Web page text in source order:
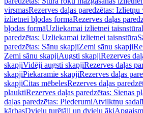
virsmasRezerves daļas paredzētas: Izlietņu
izlietnei bļodas formāRezerves daļas
bļodas formāUzliekamai izlietnei taisnstūra
paredzētas: Uzliekamai izlietnei taisnstūra
paredzētas: Sānu skapjiZemi sānu skapji
Zemi sānu skapjiAugsti skapjiRezerves
skapjiVidēji augsti skapjiRezerves daļas
skapjiPiekaramie skapjiRezerves daļas
skapjiCitas mēbelesRezerves daļas
plauktiRezerves daļas paredzētas: Sienas
daļas paredzētas: PiederumiAtvilktņu
kārbasDvieļu turētāji un dvieļu āķi